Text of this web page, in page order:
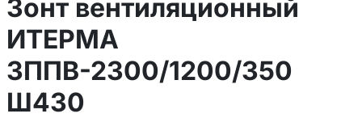
Зонт вентиляционный
ИТЕРМА
ЗППВ-2300/1200/350
Ш430